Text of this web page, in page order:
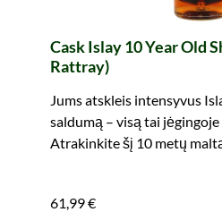
Cask Islay 10 Year Old
Rattray)
Jums atskleis intensyvus
saldumą – visą tai
Atrakinkite šį 10 metų
61,99 €